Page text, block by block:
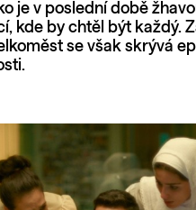
je v poslední době
kde by chtěl být každý.
se však skrývá